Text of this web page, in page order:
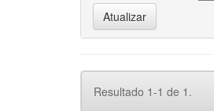
Resultado 1-1 de 1.